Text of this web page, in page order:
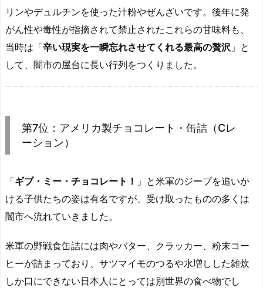
リンやデュルチンを使った汁粉やぜんざいです。後年に発
がん性や毒性が指摘されて禁止されたこれらの甘味料も、
当時は「辛い現実を一瞬忘れさせてくれる最高の贅沢 」と
して、闇市の屋台に長い行列をつくりました。
第7位：アメリカ製チョコレート・缶詰（Cレ
ーション）
「ギブ・ミー・チョコレート！ 」と米軍のジープを追いか
ける子供たちの姿は有名ですが、受け取ったものの多くは
闇市へ流れていきました。
米軍の野戦食缶詰には肉やバター、クラッカー、粉末コー
ヒーが詰まっており、サツマイモのつるや水増しした雑炊
しか口にできない日本人にとっては別世界の食べ物でし